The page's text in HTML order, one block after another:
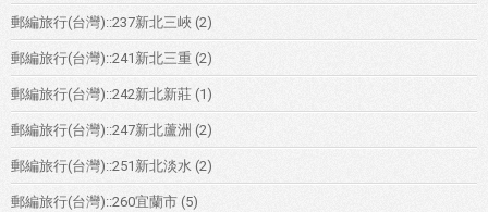
郵編旅行(台灣)::237新北三峽 (2)
郵編旅行(台灣)::241新北三重 (2)
郵編旅行(台灣)::242新北新莊 (1)
郵編旅行(台灣)::247新北蘆洲 (2)
郵編旅行(台灣)::251新北淡水 (2)
郵編旅行(台灣)::260宜蘭市 (5)